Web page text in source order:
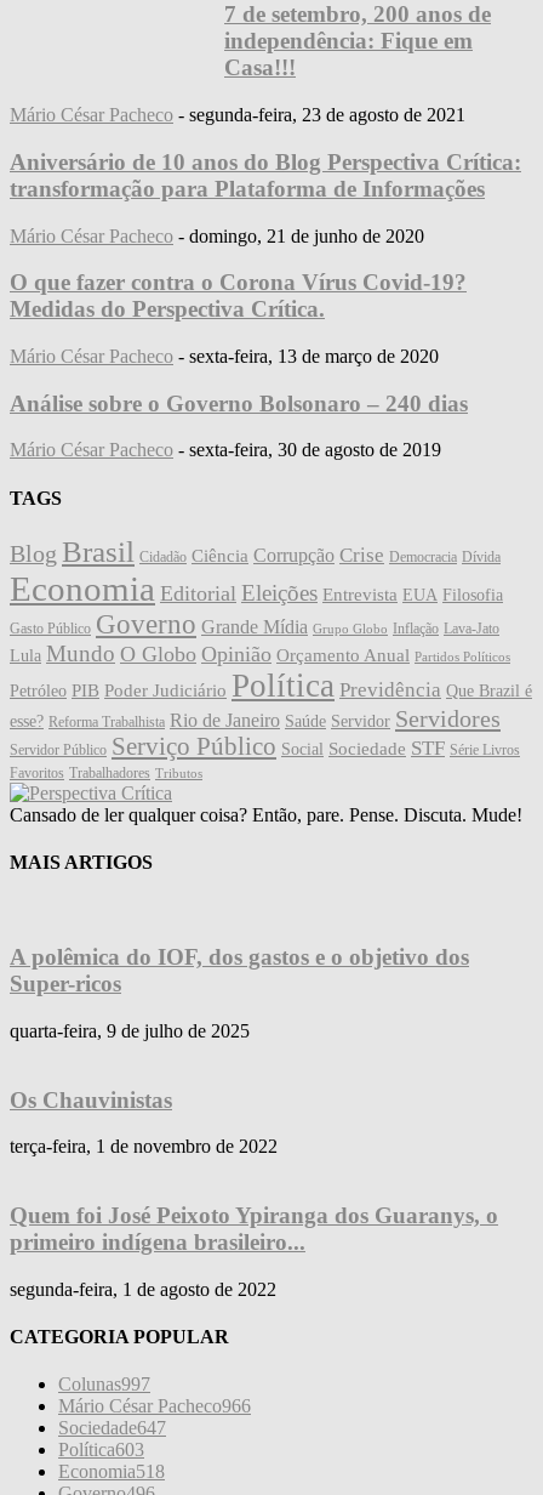
7 de setembro, 200 anos de
independência: Fique em
Casa!!!
Mário César Pacheco - segunda-feira, 23 de agosto de 2021
Aniversário de 10 anos do Blog Perspectiva Crítica:
transformação para Plataforma de Informações
Mário César Pacheco - domingo, 21 de junho de 2020
O que fazer contra o Corona Vírus Covid-19?
Medidas do Perspectiva Crítica.
Mário César Pacheco - sexta-feira, 13 de março de 2020
Análise sobre o Governo Bolsonaro – 240 dias
Mário César Pacheco - sexta-feira, 30 de agosto de 2019
TAGS
Blog Brasil Cidadão Ciência Corrupção Crise Democracia Dívida
Economia Editorial Eleições Entrevista EUA Filosofia
Gasto Público Governo Grande Mídia Grupo Globo Inflação Lava-Jato
Lula Mundo O Globo Opinião Orçamento Anual Partidos Políticos
Petróleo PIB Poder Judiciário Política Previdência Que Brazil é
esse? Reforma Trabalhista Rio de Janeiro Saúde Servidor Servidores
Servidor Público Serviço Público Social Sociedade STF Série Livros
Favoritos Trabalhadores Tributos
Cansado de ler qualquer coisa? Então, pare. Pense. Discuta. Mude!
MAIS ARTIGOS
A polêmica do IOF, dos gastos e o objetivo dos
Super-ricos
quarta-feira, 9 de julho de 2025
Os Chauvinistas
terça-feira, 1 de novembro de 2022
Quem foi José Peixoto Ypiranga dos Guaranys, o
primeiro indígena brasileiro...
segunda-feira, 1 de agosto de 2022
CATEGORIA POPULAR
Colunas997
Mário César Pacheco966
Sociedade647
Política603
Economia518